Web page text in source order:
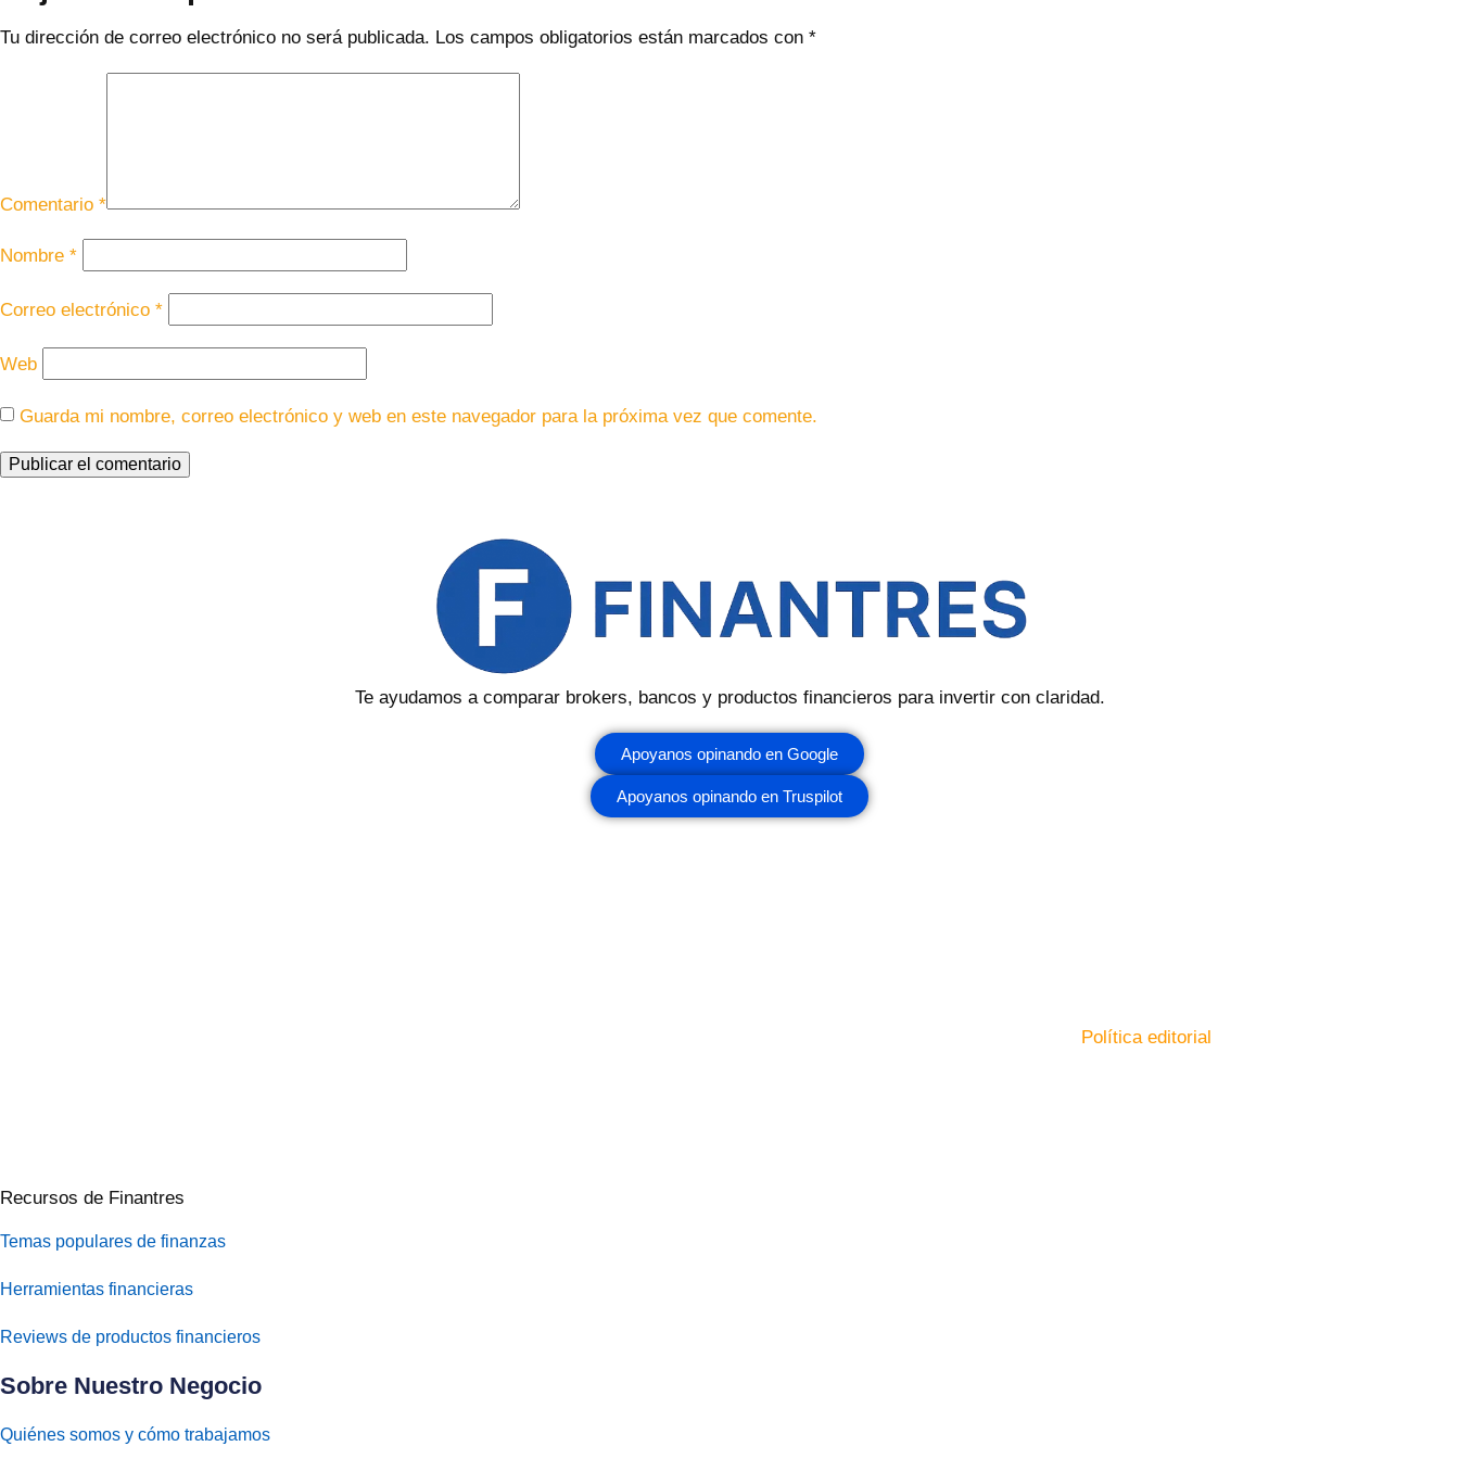
Tu dirección de correo electrónico no será publicada. Los campos obligatorios están marcados con *
Comentario *
Nombre *
Correo electrónico *
Web
Guarda mi nombre, correo electrónico y web en este navegador para la próxima vez que comente.
Te ayudamos a comparar brokers, bancos y productos financieros para invertir con claridad.
Apoyanos opinando en Google
Apoyanos opinando en Truspilot
Política editorial
Recursos de Finantres
Temas populares de finanzas
Herramientas financieras
Reviews de productos financieros
Sobre Nuestro Negocio
Quiénes somos y cómo trabajamos